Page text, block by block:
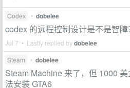
Codex • dobelee
codex 的远程控制设计是不是智障
Jul 7 • Lastly replied bydobelee
Steam • dobelee
Steam Machine 来了，但 1000
法安装 GTA6